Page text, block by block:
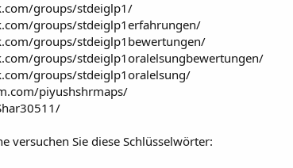
groups/stdeiglp1/
groups/stdeiglp1erfahrungen/
groups/stdeiglp1bewertungen/
groups/stdeiglp1oralelsungbewertungen/
groups/stdeiglp1oralelsung/
piyushshrmaps/
versuchen Sie diese Schlüsselwörter: